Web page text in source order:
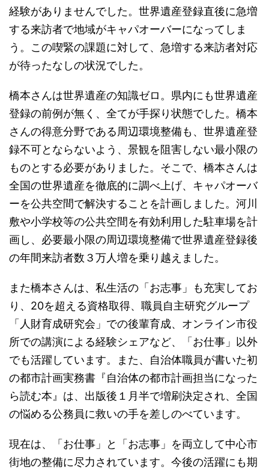
経験がありませんでした。世界遺産登録直後に急増
する来訪者で地域がキャパオーバーになってしま
う。この喫緊の課題に対して、急増する来訪者対応
が待ったなしの状況でした。
橋本さんは世界遺産の知識ゼロ。県内にも世界遺産
登録の前例が無く、全てが手探り状態でした。橋本
さんの得意分野である周辺環境整備も、世界遺産登
録不可とならないよう、景観を阻害しない最小限の
ものとする必要がありました。そこで、橋本さんは
全国の世界遺産を徹底的に調べ上げ、キャパオーバ
ーを公共空間で解決することを計画しました。河川
敷や小学校等の公共空間を有効利用した駐車場を計
画し、必要最小限の周辺環境整備で世界遺産登録後
の年間来訪者数３万人増を乗り越えました。
また橋本さんは、私生活の「お志事」も充実してお
り、20を超える資格取得、職員自主研究グループ
「人財育成研究会」での後輩育成、オンライン市役
所での講演による経験シェアなど、「お仕事」以外
でも活躍しています。また、自治体職員が書いた初
の都市計画実務書『自治体の都市計画担当になった
ら読む本』は、出版後１月半で増刷決定され、全国
の悩める公務員に救いの手を差しのべています。
現在は、「お仕事」と「お志事」を両立して中心市
街地の整備に尽力されています。今後の活躍にも期